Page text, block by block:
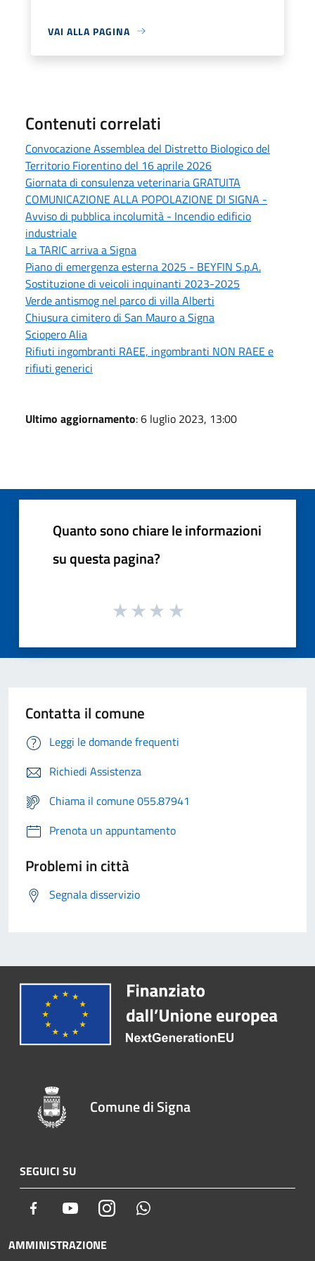
VAI ALLA PAGINA
Contenuti correlati
Convocazione Assemblea del Distretto Biologico del
Territorio Fiorentino del 16 aprile 2026
Giornata di consulenza veterinaria GRATUITA
COMUNICAZIONE ALLA POPOLAZIONE DI SIGNA -
Avviso di pubblica incolumità - Incendio edificio
industriale
La TARIC arriva a Signa
Piano di emergenza esterna 2025 - BEYFIN S.p.A.
Sostituzione di veicoli inquinanti 2023-2025
Verde antismog nel parco di villa Alberti
Chiusura cimitero di San Mauro a Signa
Sciopero Alia
Rifiuti ingombranti RAEE, ingombranti NON RAEE e
rifiuti generici
Ultimo aggiornamento: 6 luglio 2023, 13:00
Quanto sono chiare le informazioni
su questa pagina?
Contatta il comune
Leggi le domande frequenti
Richiedi Assistenza
Chiama il comune 055.87941
Prenota un appuntamento
Problemi in città
Segnala disservizio
Comune di Signa
SEGUICI SU
Facebook YoutubeInstagram
AMMINISTRAZIONE